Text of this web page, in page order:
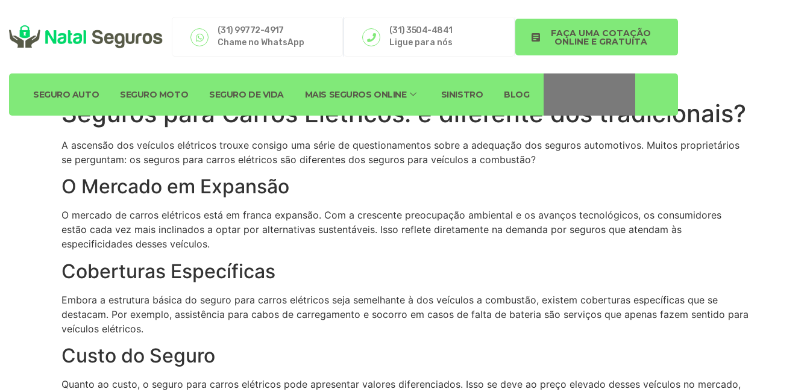
(31) 99772-4917
Chame no WhatsApp
(31) 3504-4841
Ligue para nós
FAÇA UMA COTAÇÃO
ONLINE E GRATUITA
SEGURO AUTO SEGURO MOTO SEGURO DE VIDA MAIS SEGUROS ONLINE SINISTRO BLOG
Seguros para Carros Elétricos: é diferente dos tradicionais?
A ascensão dos veículos elétricos trouxe consigo uma série de questionamentos sobre a adequação dos seguros automotivos. Muitos proprietários
se perguntam: os seguros para carros elétricos são diferentes dos seguros para veículos a combustão?
O Mercado em Expansão
O mercado de carros elétricos está em franca expansão. Com a crescente preocupação ambiental e os avanços tecnológicos, os consumidores
estão cada vez mais inclinados a optar por alternativas sustentáveis. Isso reflete diretamente na demanda por seguros que atendam às
especificidades desses veículos.
Coberturas Específicas
Embora a estrutura básica do seguro para carros elétricos seja semelhante à dos veículos a combustão, existem coberturas específicas que se
destacam. Por exemplo, assistência para cabos de carregamento e socorro em casos de falta de bateria são serviços que apenas fazem sentido para
veículos elétricos.
Custo do Seguro
Quanto ao custo, o seguro para carros elétricos pode apresentar valores diferenciados. Isso se deve ao preço elevado desses veículos no mercado,